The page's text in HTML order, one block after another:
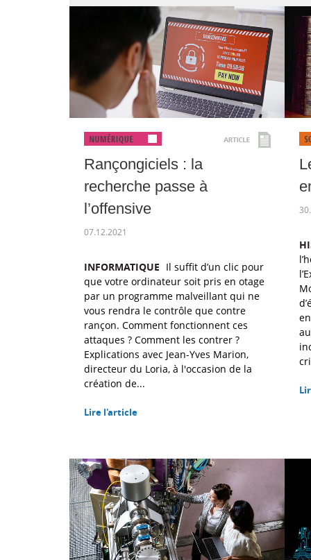
Rançongiciels : la
recherche passe à
l’offensive
07.12.2021
INFORMATIQUE Il suffit d’un clic pour
que votre ordinateur soit pris en otage
par un programme malveillant qui ne
vous rendra le contrôle que contre
rançon. Comment fonctionnent ces
attaques ? Comment les contrer ?
Explications avec Jean-Yves Marion,
directeur du Loria, à l'occasion de la
création de...
Lire l'article